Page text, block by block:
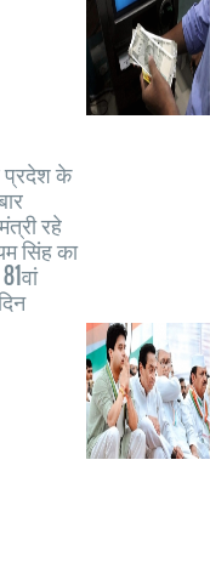
प्रदेश के
रहे
सिंह का